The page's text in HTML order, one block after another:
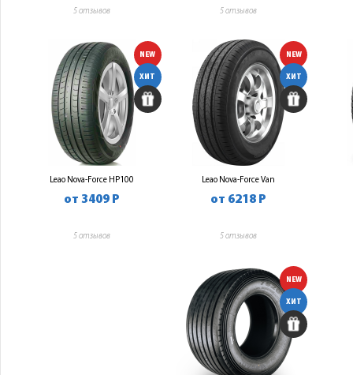
5 отзывов 5 отзывов
NEW
ХИТ
Leao Nova-Force HP100
от 3409 Р
5 отзывов
NEW
ХИТ
Leao Nova-Force Van
от 6218 Р
5 отзывов
NEW
ХИТ